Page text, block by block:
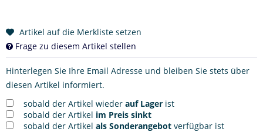
Artikel auf die Merkliste setzen
Frage zu diesem Artikel stellen
Hinterlegen Sie Ihre Email Adresse und bleiben Sie stets über
diesen Artikel informiert.
sobald der Artikel wieder auf Lager ist
sobald der Artikel im Preis sinkt
sobald der Artikel als Sonderangebot verfügbar ist